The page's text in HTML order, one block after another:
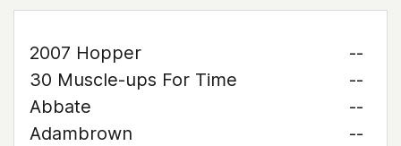
2007 Hopper
--
30 Muscle-ups For Time
--
Abbate
--
Adambrown
--